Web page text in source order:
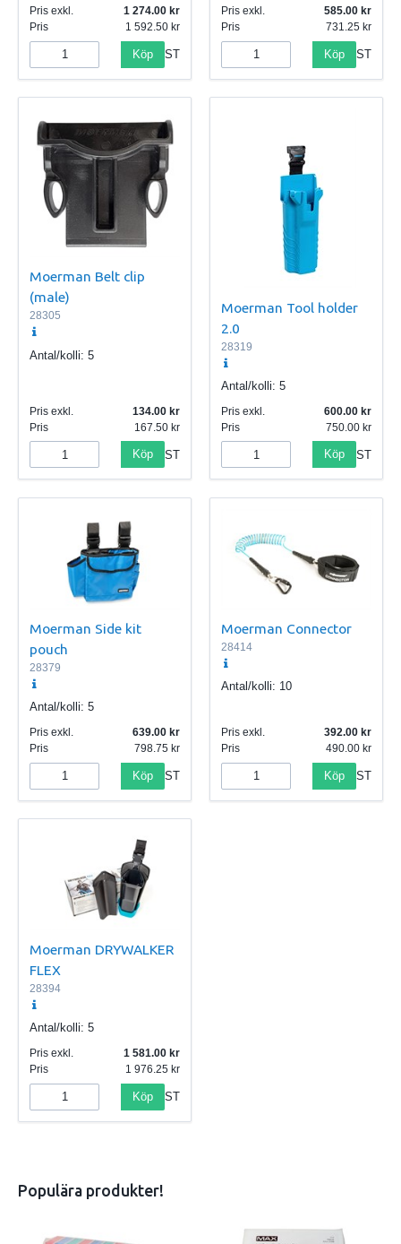
Pris exkl.
1 274.00
Pris
1 592.50
Köp ST
Pris exkl.
585.00
Pris
731.25
Köp ST
Moerman Belt clip
(male)
28305
Antal/kolli: 5
Pris exkl.
134.00
Pris
167.50
Köp ST
Moerman Tool holder
2.0
28319
Antal/kolli: 5
Pris exkl.
600.00
Pris
750.00
Köp ST
Moerman Side kit
pouch
28379
Antal/kolli: 5
Pris exkl.
639.00
Pris
798.75
Köp ST
Moerman Connector
28414
Antal/kolli: 10
Pris exkl.
392.00
Pris
490.00
Köp ST
Moerman DRYWALKER
FLEX
28394
Antal/kolli: 5
Pris exkl.
1 581.00
Pris
1 976.25
Köp ST
Populära produkter!